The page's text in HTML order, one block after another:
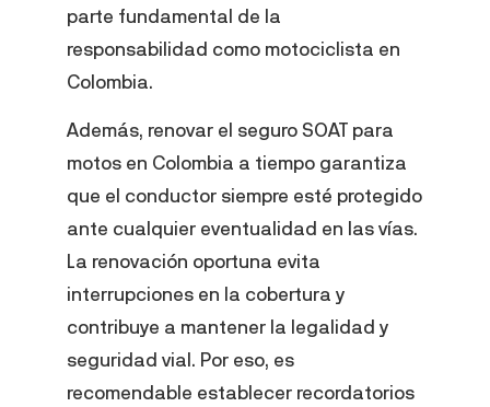
parte fundamental de la
responsabilidad como motociclista en
Colombia.
Además, renovar el seguro SOAT para
motos en Colombia a tiempo garantiza
que el conductor siempre esté protegido
ante cualquier eventualidad en las vías.
La renovación oportuna evita
interrupciones en la cobertura y
contribuye a mantener la legalidad y
seguridad vial. Por eso, es
recomendable establecer recordatorios